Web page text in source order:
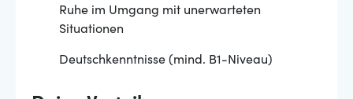
Ruhe im Umgang mit unerwarteten
Situationen
Deutschkenntnisse (mind. B1-Niveau)